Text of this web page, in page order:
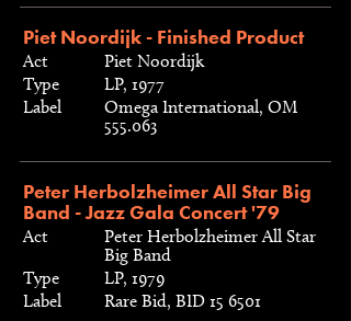
Piet Noordijk - Finished Product
Act
Piet Noordijk
Type
LP, 1977
Label
Omega International, OM
555.063
Peter Herbolzheimer All Star Big
Band - Jazz Gala Concert '79
Act
Peter Herbolzheimer All Star
Big Band
Type
LP, 1979
Label
Rare Bid, BID 15 6501